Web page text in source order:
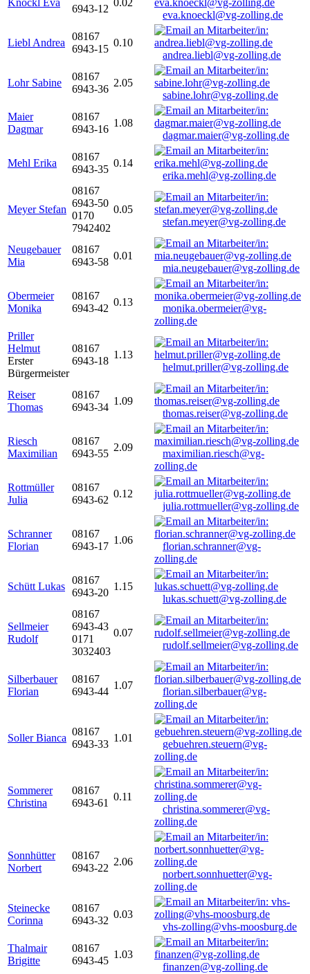
Knöckl Eva
6943-12
0.02
eva.knoeckl@vg-zolling.de
Liebl Andrea
08167
6943-15
0.10
andrea.liebl@vg-zolling.de
Lohr Sabine
08167
6943-36
2.05
sabine.lohr@vg-zolling.de
Maier
Dagmar
08167
6943-16
1.08
dagmar.maier@vg-zolling.de
Mehl Erika
08167
6943-35
0.14
erika.mehl@vg-zolling.de
Meyer Stefan
08167
6943-50
0170
7942402
0.05
stefan.meyer@vg-zolling.de
Neugebauer
Mia
08167
6943-58
0.01
mia.neugebauer@vg-zolling.de
Obermeier
Monika
08167
6943-42
0.13
monika.obermeier@vg-
zolling.de
Priller
Helmut
Erster
Bürgermeister
08167
6943-18
1.13
helmut.priller@vg-zolling.de
Reiser
Thomas
08167
6943-34
1.09
thomas.reiser@vg-zolling.de
Riesch
Maximilian
08167
6943-55
2.09
maximilian.riesch@vg-
zolling.de
Rottmüller
Julia
08167
6943-62
0.12
julia.rottmueller@vg-zolling.de
Schranner
Florian
08167
6943-17
1.06
florian.schranner@vg-
zolling.de
Schütt Lukas
08167
6943-20
1.15
lukas.schuett@vg-zolling.de
Sellmeier
Rudolf
08167
6943-43
0171
3032403
0.07
rudolf.sellmeier@vg-zolling.de
Silberbauer
Florian
08167
6943-44
1.07
florian.silberbauer@vg-
zolling.de
Soller Bianca
08167
6943-33
1.01
gebuehren.steuern@vg-
zolling.de
Sommerer
Christina
08167
6943-61
0.11
christina.sommerer@vg-
zolling.de
Sonnhütter
Norbert
08167
6943-22
2.06
norbert.sonnhuetter@vg-
zolling.de
Steinecke
Corinna
08167
6943-32
0.03
vhs-zolling@vhs-moosburg.de
Thalmair
Brigitte
08167
6943-45
1.03
finanzen@vg-zolling.de